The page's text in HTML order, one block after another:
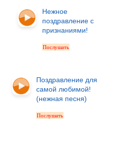
Нежное
поздравление с
признаниями!
Послушать
Поздравление для
самой любимой!
(нежная песня)
Послушать